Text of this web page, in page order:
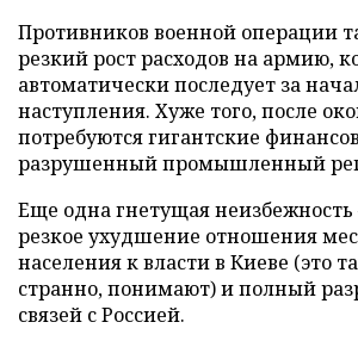
Противников военной операции
резкий рост расходов на армию,
автоматически последует за
наступления. Хуже того, после
потребуются гигантские
разрушенный промышленный
Еще одна гнетущая неизбежность
резкое ухудшение отношения
населения к власти в Киеве (это
странно, понимают) и полный
связей с Россией.